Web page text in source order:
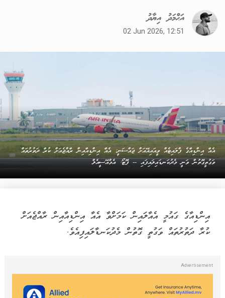
އަޙްމަދު އިޔާދު
02 Jun 2026, 12:51
އެއާ އިންޑިއާގެ ފްލައިޓެއް ވީއައިއޭއަށް ޖައްސަނީ: އެއާ އިންޑިއާއިން ރާއްޖެއަށް ކުރާ ދަތުރުތައް
ވަގުތީގޮތުން ވަނީ މެދުކަނޑައިލައިފައި -- ފޮޓޯ: އެމްއޭސީއެލް
އިންޑިއާގެ ގައުމީ އެއާލައިން ކަމަށްވާ އެއާ އިންޑިއާއިން ރާއްޖެއަށް
ކުރާ ދަތުރުތައް ވަގުތީ ގޮތުން މެދުކަނޑާލައިފިއެވެ.